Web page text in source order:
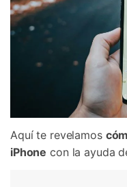
Aquí te revelamos
iPhone con la ayuda